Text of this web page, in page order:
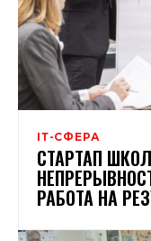
ІТ-СФЕРА
СТАРТАП
РАБОТА НА